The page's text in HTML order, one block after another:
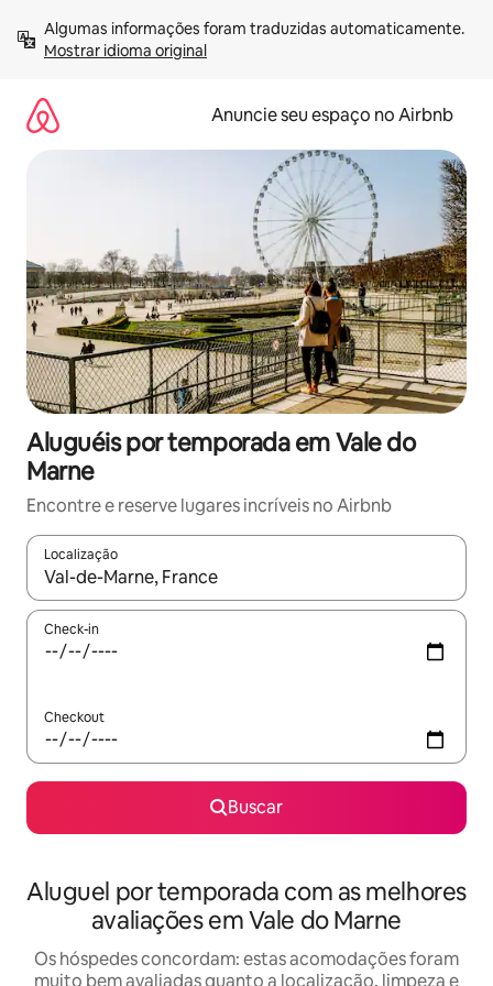
para
Mostrar idioma original
Anuncie seu espaço no Airbnb
Aluguéis por temporada em Vale do
Marne
Encontre e reserve lugares incríveis no Airbnb
Localização
Quando os resultados estiverem disponíveis, explore-os
Check-in
Checkout
Buscar
Aluguel por temporada com as melhores
avaliações em Vale do Marne
Os hóspedes concordam: estas acomodações foram
muito bem avaliadas quanto a localização, limpeza e